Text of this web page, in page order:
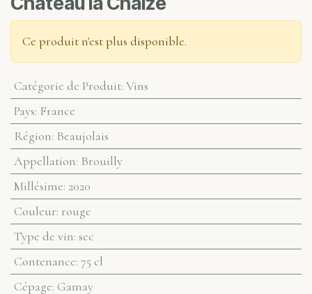
Ce produit n'est plus disponible.
Catégorie de Produit: Vins
Pays: France
Région: Beaujolais
Appellation: Brouilly
Millésime: 2020
Couleur: rouge
Type de vin: sec
Contenance: 75 cl
Cépage: Gamay